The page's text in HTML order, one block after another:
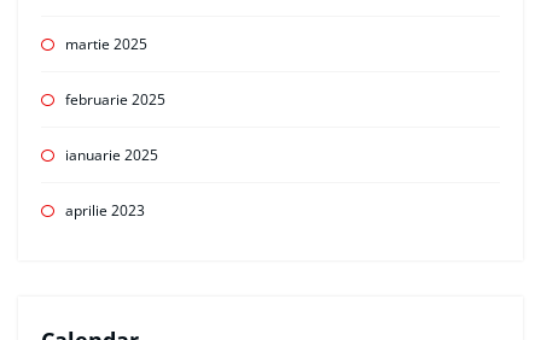
martie 2025
februarie 2025
ianuarie 2025
aprilie 2023